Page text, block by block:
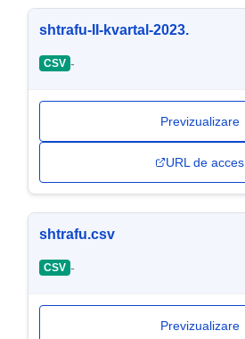
shtrafu-II-kvartal-2023.
CSV -
Previzualizare
URL de acces
shtrafu.csv
CSV -
Previzualizare